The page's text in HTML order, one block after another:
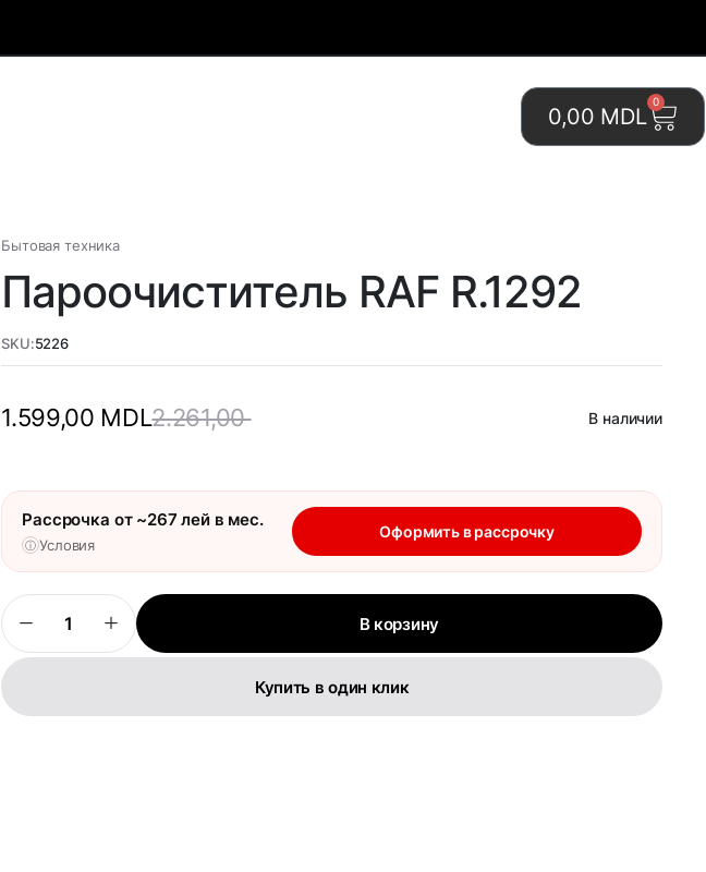
0,00 MDL
0
Бытовая техника
Пароочиститель RAF R.1292
SKU:5226
2.261,00
1.599,00 MDL В наличии
Рассрочка от ~267 лей в мес.
ⓘ Условия
Оформить в рассрочку
В корзину
Купить в один клик